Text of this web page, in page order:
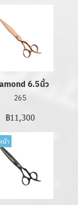
6.5นิ้ว
265
฿11,300
น้า